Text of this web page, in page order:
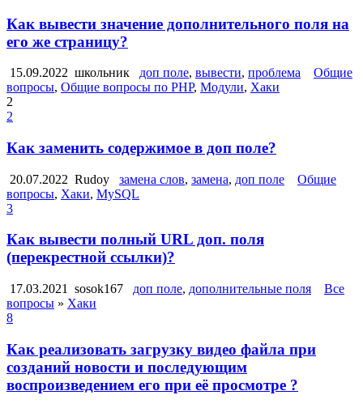
Как вывести значение дополнительного поля на
его же страницу?
15.09.2022 школьник доп поле, вывести, проблема
Общие
вопросы, Общие вопросы по PHP, Модули, Хаки
2
2
Как заменить содержимое в доп поле?
20.07.2022 Rudoy замена слов, замена, доп поле
Общие
вопросы, Хаки, MySQL
3
Как вывести полный URL доп. поля
(перекрестной ссылки)?
17.03.2021 sosok167 доп поле, дополнительные поля
Все
вопросы » Хаки
8
Как реализовать загрузку видео файла при
созданий новости и последующим
воспроизведением его при её просмотре ?